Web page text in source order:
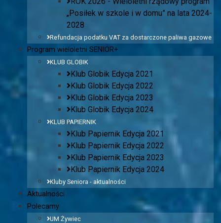
„Posiłek w szkole i w domu” na lata 2024-
2028
Refundacja podatku VAT za dostarczone paliwa gazowe
Program wieloletni SENIOR+
KLUB GLOBIK
Klub Globik Edycja 2021
Klub Globik Edycja 2022
Klub Globik Edycja 2023
Klub Globik Edycja 2024
KLUB PAPIERNIK
Klub Papiernik Edycja 2021
Klub Papiernik Edycja 2022
Klub Papiernik Edycja 2023
Klub Papiernik Edycja 2024
Kluby Seniora - aktualności
Aktualności
Polecamy
UM Żywiec